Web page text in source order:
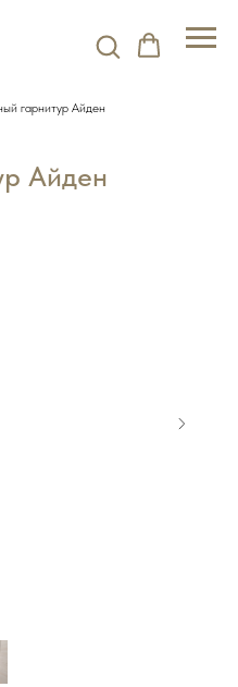
гарнитур Айден
Айден